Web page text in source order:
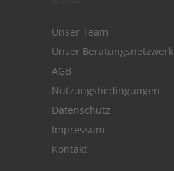
Unser Team
Unser Beratungsnetzwerk
AGB
Nutzungsbedingungen
Datenschutz
Impressum
Kontakt